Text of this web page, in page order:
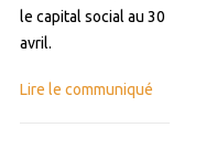
le capital social au 30
avril.
Lire le communiqué